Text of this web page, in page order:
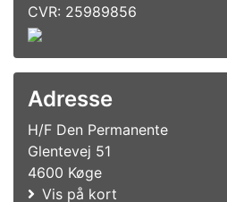
CVR: 25989856
Adresse
H/F Den Permanente
Glentevej 51
4600 Køge
Vis på kort